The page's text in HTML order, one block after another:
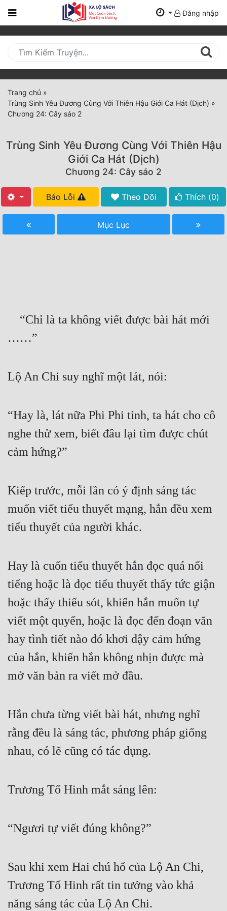
Trang
Mới
Cập
Nhật
(current)
BXH
Truyện Mới Ra
Hoàn Thành
Truyện Nhập Môn
Truyện ngắn
Cạnh Kỹ
Cổ Tiên Hiệp
Dị Giới
Gia Đấu
Góc Nhìn Nam
Góc Nhìn Nữ
Huyền Huyễn
Huyền Nghi
Hệ Thống
Học Đường
Khoa Huyễn
Kinh Dị
Kỳ Huyễn
Linh Dị
Làm Giàu
Đăng nhập
Trang chủ »
Trùng Sinh Yêu Đương Cùng Với Thiên Hậu Giới Ca Hát (Dịch) »
Chương 24: Cây sáo 2
Trùng Sinh Yêu Đương Cùng Với Thiên Hậu
Giới Ca Hát (Dịch)
Chương 24: Cây sáo 2
Báo Lỗi Theo Dõi Thích (0)
Mục Lục
……”
Lộ An Chi suy nghĩ một lát, nói:
“Hay là, lát nữa Phi Phi tỉnh, ta hát cho cô
nghe thử xem, biết đâu lại tìm được chút
cảm hứng?”
Kiếp trước, mỗi lần có ý định sáng tác
muốn viết tiểu thuyết mạng, hắn đều xem
tiểu thuyết của người khác.
Hay là cuốn tiểu thuyết hắn đọc quá nổi
tiếng hoặc là đọc tiểu thuyết thấy tức giận
hoặc thấy thiếu sót, khiến hắn muốn tự
viết một quyển, hoặc là đọc đến đoạn văn
hay tình tiết nào đó khơi dậy cảm hứng
của hắn, khiến hắn không nhịn được mà
mở văn bản ra viết mở đầu.
Hắn chưa từng viết bài hát, nhưng nghĩ
rằng đều là sáng tác, phương pháp giống
nhau, có lẽ cũng có tác dụng.
Trương Tố Hinh mắt sáng lên:
“Ngươi tự viết đúng không?”
Sau khi xem Hai chú hổ của Lộ An Chi,
Trương Tố Hinh rất tin tưởng vào khả
năng sáng tác của Lộ An Chi.